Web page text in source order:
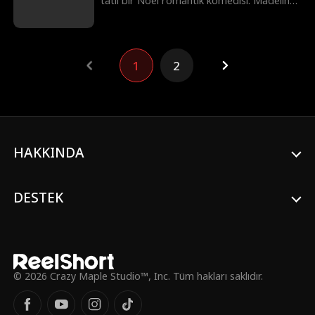
1 2
HAKKINDA
DESTEK
© 2026 Crazy Maple Studio™, Inc. Tüm hakları saklıdır.